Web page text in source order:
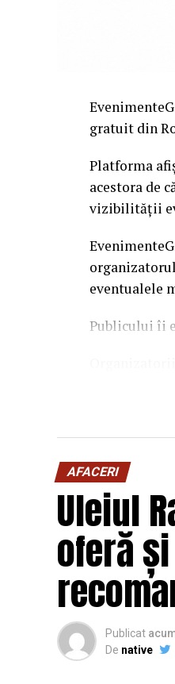
gratuit din
Platforma
acestora de
vizibilității
eventualele
Publicului îi
solicita o
AFACERI
Uleiul
oferă
Publicat
De native